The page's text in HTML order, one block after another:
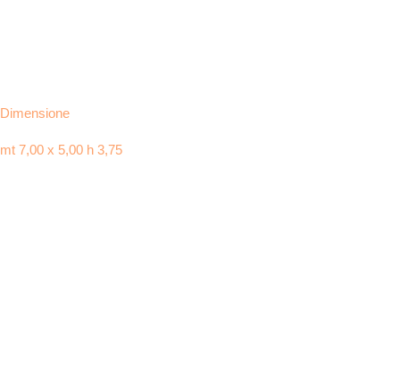
Dimensione
mt 7,00 x 5,00 h 3,75